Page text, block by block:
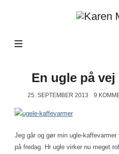
Karen
En ugle på
25. SEPTEMBER 2013 9
Jeg går og gør min ugle-
på fredag. Hr ugle virker nu meget